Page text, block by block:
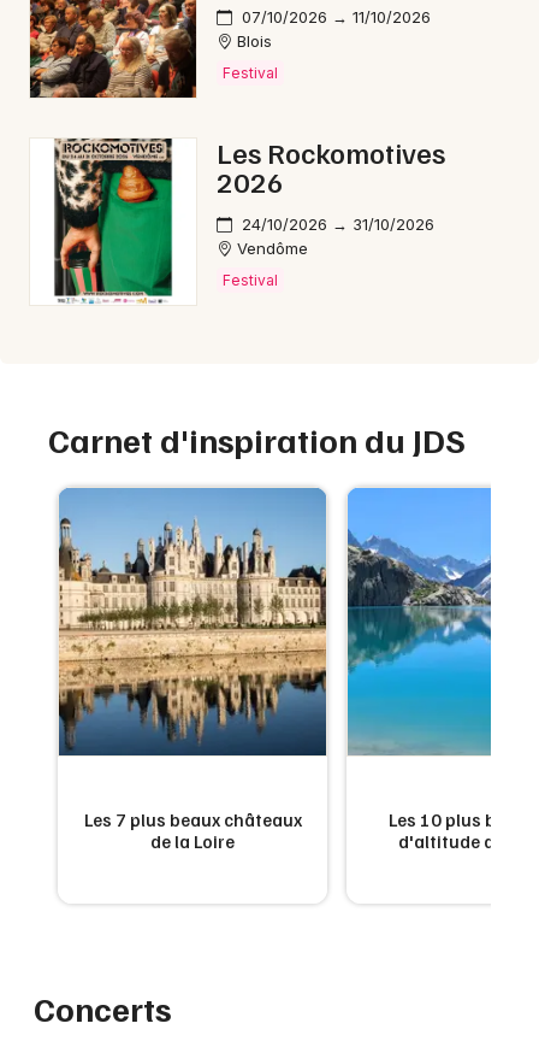
07/10/2026 → 11/10/2026
Blois
Festival
Les Rockomotives
2026
24/10/2026 → 31/10/2026
Vendôme
Festival
Carnet d'inspiration du JDS
Les 7 plus beaux châteaux
de la Loire
Les 10 plus
d'altitude de
Concerts